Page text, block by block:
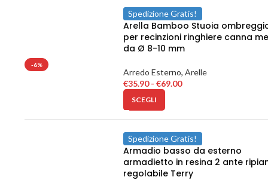
-6%
Spedizione Gratis!
Arella Bamboo Stuoia
per recinzioni ringhiere canna
da Ø 8-10 mm
Arredo Esterno, Arelle
€35.90 - €69.00
SCEGLI
Spedizione Gratis!
Armadio basso da esterno
armadietto in resina 2 ante
regolabile Terry